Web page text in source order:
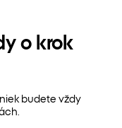
o krok
budete vždy